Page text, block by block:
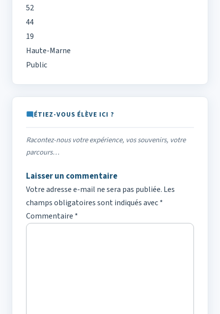
52
44
19
Haute-Marne
Public
ÉTIEZ-VOUS ÉLÈVE ICI ?
Racontez-nous votre expérience, vos souvenirs, votre
parcours…
Laisser un commentaire
Votre adresse e-mail ne sera pas publiée. Les
champs obligatoires sont indiqués avec*
Commentaire *